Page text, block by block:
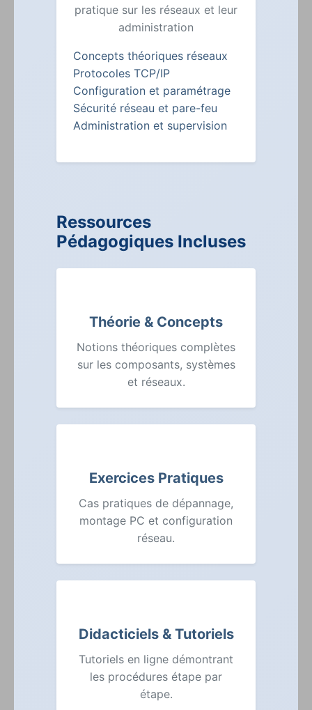
pratique sur les réseaux et leur
administration
Concepts théoriques réseaux
Protocoles TCP/IP
Configuration et paramétrage
Sécurité réseau et pare-feu
Administration et supervision
Ressources
Pédagogiques Incluses
Théorie & Concepts
Notions théoriques complètes
sur les composants, systèmes
et réseaux.
Exercices Pratiques
Cas pratiques de dépannage,
montage PC et configuration
réseau.
Didacticiels & Tutoriels
Tutoriels en ligne démontrant
les procédures étape par
étape.